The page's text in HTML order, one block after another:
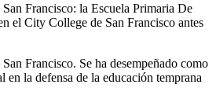
Francisco: la Escuela Primaria De
el City College de San Francisco antes
Francisco. Se ha desempeñado como
la defensa de la educación temprana